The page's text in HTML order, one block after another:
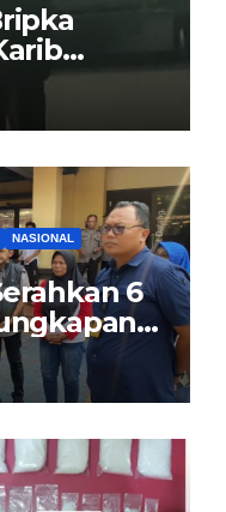
untuk
di KM
NASIONAL
6